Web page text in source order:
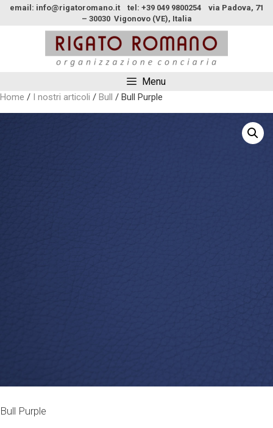
email: info@rigatoromano.it tel: +39 049 9800254 via Padova, 71
– 30030 Vigonovo (VE), Italia
Menu
Home / I nostri articoli / Bull / Bull Purple
Bull Purple